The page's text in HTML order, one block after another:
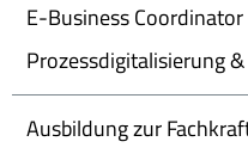
E-Business
Prozessdigitalisierung
Ausbildung zur